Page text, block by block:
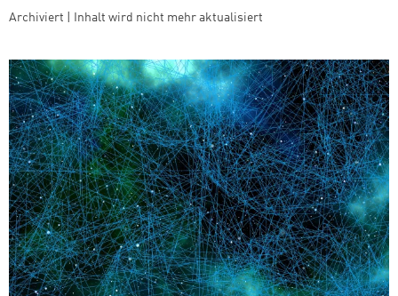
Archiviert | Inhalt wird nicht mehr aktualisiert